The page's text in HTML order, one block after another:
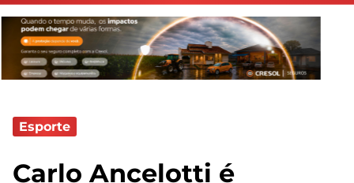
Esporte
Carlo Ancelotti é